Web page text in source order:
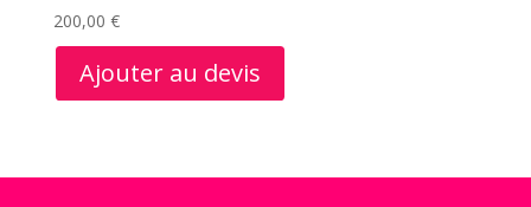
200,00 €
Ajouter au devis